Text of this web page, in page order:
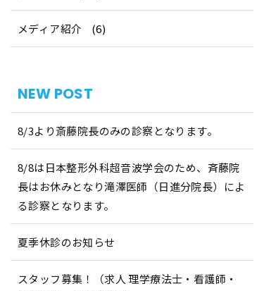
メディア紹介 (6)
NEW POST
8/3より斎藤院長のみの診察となります。
8/8は日本整形外科超音波学会のため、斉藤院
長はお休みとなり滝澤医師（日進分院長）によ
る診察となります。
夏季休診のお知らせ
スタッフ募集！（求人 理学療法士・看護師・